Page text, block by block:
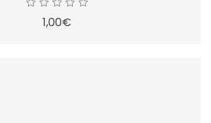
1,00€